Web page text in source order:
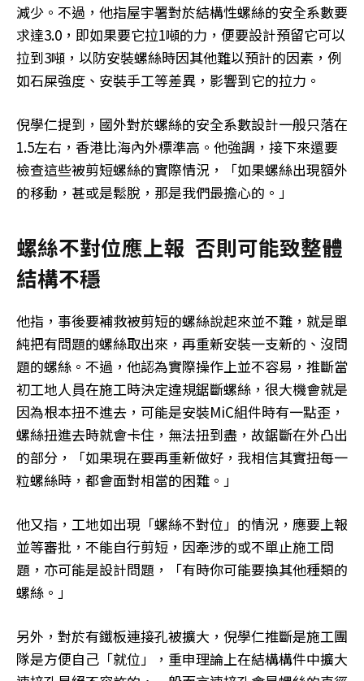
減少。不過，他指屋宇署對於結構性螺絲的安全系數要
求達3.0，即如果要它拉1噸的力，便要設計預留它可以
拉到3噸，以防安裝螺絲時因其他難以預計的因素，例
如石屎強度、安裝手工等差異，影響到它的拉力。
倪學仁提到，國外對於螺絲的安全系數設計一般只落在
1.5左右，香港比海內外標準高。他強調，接下來還要
檢查這些被剪短螺絲的實際情況，「如果螺絲出現額外
的移動，甚或是鬆脫，那是我們最擔心的。」
螺絲不對位應上報 否則可能致整體
結構不穩
他指，事後要補救被剪短的螺絲說起來並不難，就是單
純把有問題的螺絲取出來，再重新安裝一支新的、沒問
題的螺絲。不過，他認為實際操作上並不容易，推斷當
初工地人員在施工時決定違規鋸斷螺絲，很大機會就是
因為根本扭不進去，可能是安裝MiC組件時有一點歪，
螺絲扭進去時就會卡住，無法扭到盡，故鋸斷在外凸出
的部分，「如果現在要再重新做好，我相信其實扭每一
粒螺絲時，都會面對相當的困難。」
他又指，工地如出現「螺絲不對位」的情況，應要上報
並等審批，不能自行剪短，因牽涉的或不單止施工問
題，亦可能是設計問題，「有時你可能要換其他種類的
螺絲。」
另外，對於有鐵板連接孔被擴大，倪學仁推斷是施工團
隊是方便自己「就位」，重申理論上在結構構件中擴大